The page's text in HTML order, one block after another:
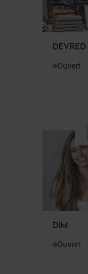
DEVRED
Ouvert
DIM
Ouvert